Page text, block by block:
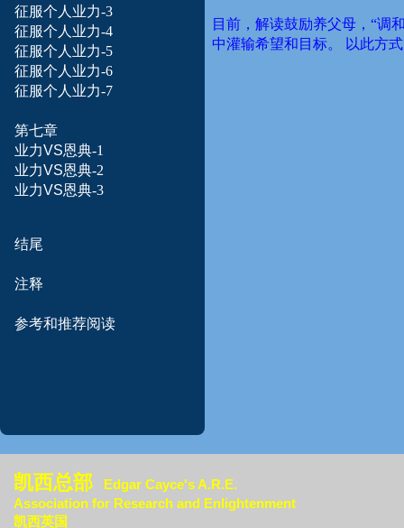
征服个人业力-3
征服个人业力-4
征服个人业力-5
征服个人业力-6
征服个人业力-7
第七章
业力VS恩典-1
业力VS恩典-2
业力VS恩典-3
结尾
注释
参考和推荐阅读
目前，解读鼓励养父母，“调
中灌输希望和目标。
以此方
凯西总部
Edgar Cayce's A.R.E.
Association for Research and Enlightenment
凯西英国